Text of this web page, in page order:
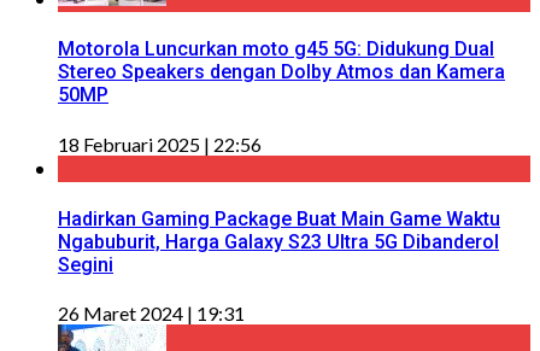
Motorola Luncurkan moto g45 5G: Didukung Dual
Stereo Speakers dengan Dolby Atmos dan Kamera
50MP
18 Februari 2025 | 22:56
Hadirkan Gaming Package Buat Main Game Waktu
Ngabuburit, Harga Galaxy S23 Ultra 5G Dibanderol
Segini
26 Maret 2024 | 19:31